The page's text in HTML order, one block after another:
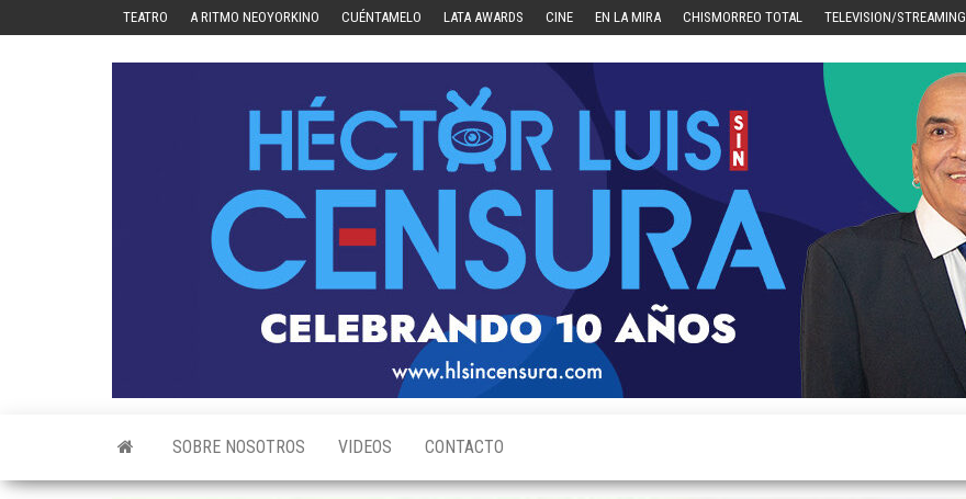
TEATRO A RITMO NEOYORKINO CUÉNTAMELO LATA AWARDS CINE EN LA MIRA CHISMORREO TOTAL TELEVISION/STREAMING
SOBRE NOSOTROS VIDEOS CONTACTO